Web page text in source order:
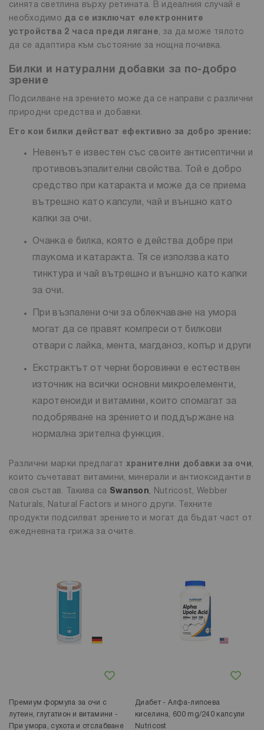
синята светлина върху ретината. В идеалния случай е
необходимо да се изключат електронните
устройства 2 часа преди лягане, за да може тялото
да се адаптира към състояние за нощна почивка.
Билки и натурални добавки за по-добро
зрение
Подсилване на зрението може да се направи с различни
природни средства и добавки.
Ето кои билки действат ефективно за добро зрение:
Невенът е известен със своите антисептични и
противовъзпалителни свойства. Той е добро
средство при катаракта и може да се приема
вътрешно като капсули, чай и външно като
капки за очи.
Очанка е билка, която е действа добре при
глаукома и катаракта. Тя се използва като
тинктура и чай вътрешно и външно като капки
за очи.
При възпалени очи за облекчаване на умора
могат да се правят компреси от билкови
отвари с лайка, мента, магданоз, копър и други
Екстрактът от черни боровинки е естествен
източник на всички основни микроелементи,
каротеноиди и витамини, които спомагат за
подобряване на зрението и поддържане на
нормална зрителна функция.
Различни марки предлагат хранителни добавки за очи,
които съчетават витамини, минерали и антиоксиданти в
своя състав. Такива са Swanson, Nutricost, Webber
Naturals, Natural Factors и много други. Техните
продукти подсилват зрението и могат да бъдат част от
ежедневната грижа за очите.
Премиум формула за очи с
лутеин, глутатион и витамини -
При умора, сухота и отслабване
Диабет - Алфа-липоева
киселина, 600 mg/240 капсули
Nutricost